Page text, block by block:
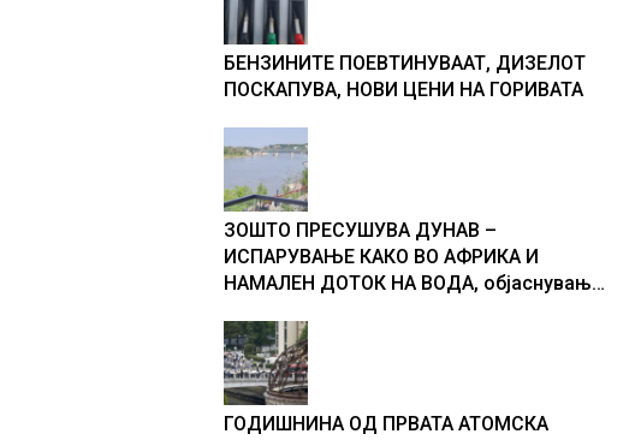
БЕНЗИНИТЕ ПОЕВТИНУВААТ, ДИЗЕЛОТ
ПОСКАПУВА, НОВИ ЦЕНИ НА ГОРИВАТА
ЗОШТО ПРЕСУШУВА ДУНАВ –
ИСПАРУВАЊЕ КАКО ВО АФРИКА И
НАМАЛЕН ДОТОК НА ВОДА, објаснување
ГОДИШНИНА ОД ПРВАТА АТОМСКА